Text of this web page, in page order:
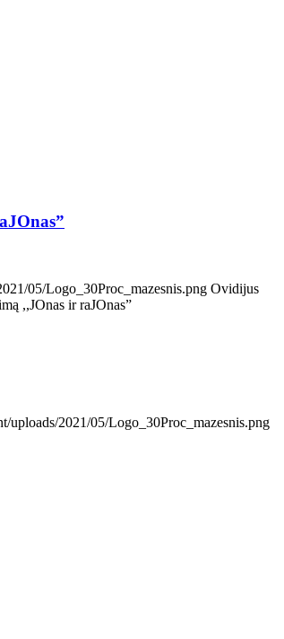
05/Logo_30Proc_mazesnis.png Ovidijus
,,JOnas ir raJOnas”
2021/05/Logo_30Proc_mazesnis.png